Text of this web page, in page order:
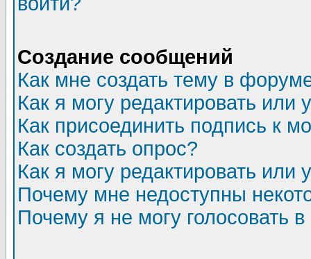
Создание сообщений
Как мне создать тему в
Как я могу редактировать или
Как присоединить подпись к
Как создать опрос?
Как я могу редактировать или
Почему мне недоступны
Почему я не могу голосовать